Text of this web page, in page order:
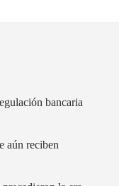
bancaria
aún reciben